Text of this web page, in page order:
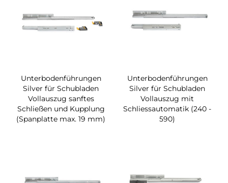
Unterbodenführungen
Silver für Schubladen
Vollauszug sanftes
Schließen und Kupplung
(Spanplatte max. 19 mm)
Unterbodenführungen
Silver für Schubladen
Vollauszug mit
Schliessautomatik (240 -
590)